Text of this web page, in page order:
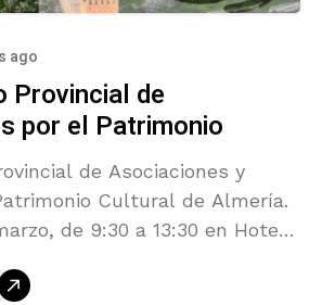
ago
Provincial de
por el Patrimonio
de Asociaciones y
Cultural de Almería.
de 9:30 a 13:30 en Hotel